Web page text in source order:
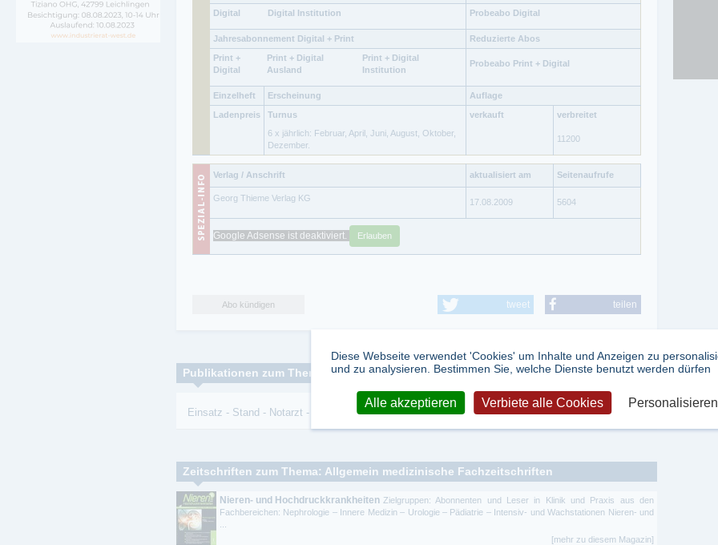
Digital
Digital Institution Probeabo Digital
Jahresabonnement Digital + Print
Reduzierte Abos
Print +
Digital
Print + Digital
Ausland
Print + Digital
Institution
Probeabo Print + Digital
Einzelheft Erscheinung
Auflage
Ladenpreis
Turnus verkauft
verbreitet
6 x jährlich: Februar, April, Juni, August, Oktober,
Dezember.
11200
Verlag / Anschrift aktualisiert am Seitenaufrufe
Georg Thieme Verlag KG 17.08.2009 5604
Google Adsense ist deaktiviert. Erlauben
Abo kündigen tweet teilen
Publikationen zum Thema:
Einsatz - Stand - Notarzt - Versorgung
Zeitschriften zum Thema: Allgemein medizinische Fachzeitschriften
Nieren- und Hochdruckkrankheiten Zielgruppen: Abonnenten und Leser in Klinik und Praxis aus den
Fachbereichen: Nephrologie – Innere Medizin – Urologie – Pädiatrie – Intensiv- und Wachstationen Nieren- und
[mehr zu diesem Magazin]
Diese Webseite verwendet 'Cookies' um Inhalte und Anzeigen zu
und zu analysieren. Bestimmen Sie, welche Dienste benutzt werden dürfen
Alle akzeptieren Verbiete alle Cookies Personalisieren